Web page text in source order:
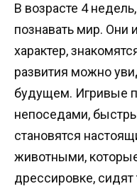
В возрасте 4
познавать мир. Они
характер,
развития можно
будущем. Игривые
непоседами,
становятся
животными,
дрессировке, сидят